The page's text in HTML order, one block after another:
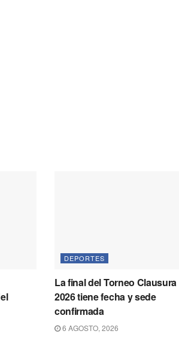
DEPORTES
La final del Torneo Clausura
2026 tiene fecha y sede
confirmada
6 AGOSTO, 2026